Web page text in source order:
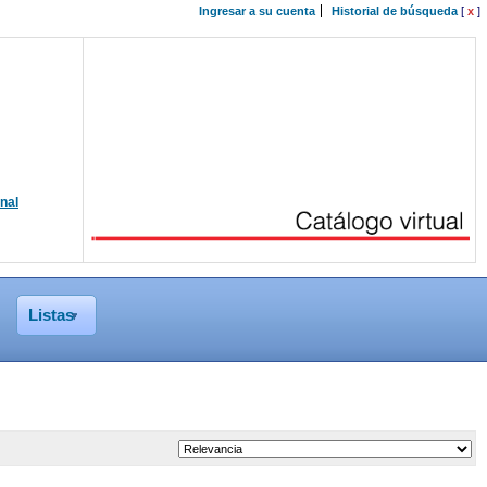
Ingresar a su cuenta Historial de búsqueda[ x ]
Listas